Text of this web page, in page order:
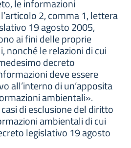
le informazioni
2, comma 1, lettera
19 agosto 2005,
ai fini delle proprie
nonché le relazioni di cui
decreto
deve essere
all’interno di un’apposita
ambientali».
di esclusione del diritto
ambientali di cui
legislativo 19 agosto